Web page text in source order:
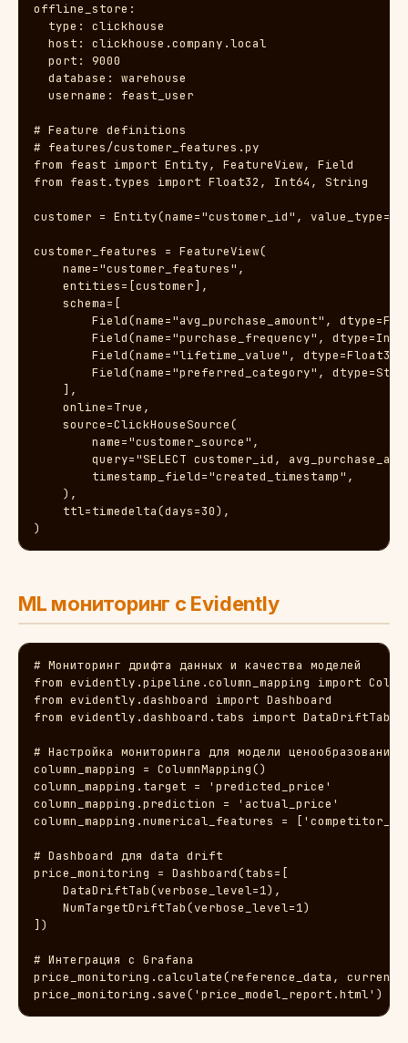
offline_store:
  type: clickhouse
  host: clickhouse.company.local
  port: 9000
  database: warehouse
  username: feast_user
# Feature definitions
# features/customer_features.py
from feast import Entity, FeatureView, Field
from feast.types import Float32, Int64, String
customer = Entity(name="customer_id",
customer_features = FeatureView(
    name="customer_features",
    entities=[customer],
    schema=[
Field(name="avg_purchase_amount",
Field(name="purchase_frequency",
Field(name="lifetime_value",
Field(name="preferred_category",
    ],
    online=True,
    source=ClickHouseSource(
        name="customer_source",
query="SELECT customer_id,
        timestamp_field="created_timestamp",
    ),
    ttl=timedelta(days=30),
)
ML мониторинг с Evidently
# Мониторинг дрифта данных и качества моделей
from evidently.pipeline.column_mapping import
from evidently.dashboard import Dashboard
from evidently.dashboard.tabs import DataDriftTab,
# Настройка мониторинга для модели ценообразования
column_mapping = ColumnMapping()
column_mapping.target = 'predicted_price'
column_mapping.prediction = 'actual_price'
column_mapping.numerical_features =
# Dashboard для data drift
price_monitoring = Dashboard(tabs=[
    DataDriftTab(verbose_level=1),
    NumTargetDriftTab(verbose_level=1)
])
# Интеграция с Grafana
price_monitoring.calculate(reference_data,
price_monitoring.save('price_model_report.html')